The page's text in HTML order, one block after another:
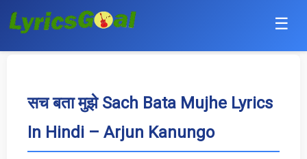
☰
Hindi
Bollywood
सच बता मुझे Sach Bata Mujhe Lyrics
In Hindi – Arjun Kanungo